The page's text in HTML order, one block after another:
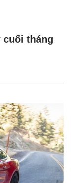
cuối tháng